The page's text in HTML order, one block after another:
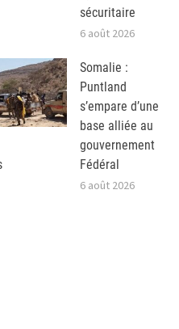
sécuritaire
6 août 2026
Somalie :
Puntland
s’empare d’une
base alliée au
gouvernement
Fédéral
6 août 2026